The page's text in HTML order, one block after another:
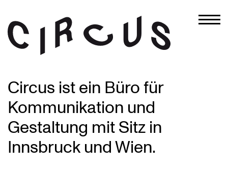
Circus ist ein Büro für
Kommunikation und
Gestaltung mit Sitz in
Innsbruck und Wien.